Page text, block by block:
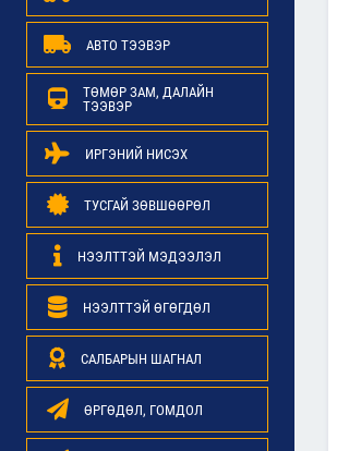
АВТО ТЭЭВЭР
ТӨМӨР ЗАМ, ДАЛАЙН
ТЭЭВЭР
ИРГЭНИЙ НИСЭХ
ТУСГАЙ ЗӨВШӨӨРӨЛ
НЭЭЛТТЭЙ МЭДЭЭЛЭЛ
НЭЭЛТТЭЙ ӨГӨГДӨЛ
САЛБАРЫН ШАГНАЛ
ӨРГӨДӨЛ, ГОМДОЛ